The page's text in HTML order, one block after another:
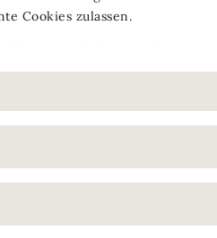
Cookies zulassen.
kauften auch: